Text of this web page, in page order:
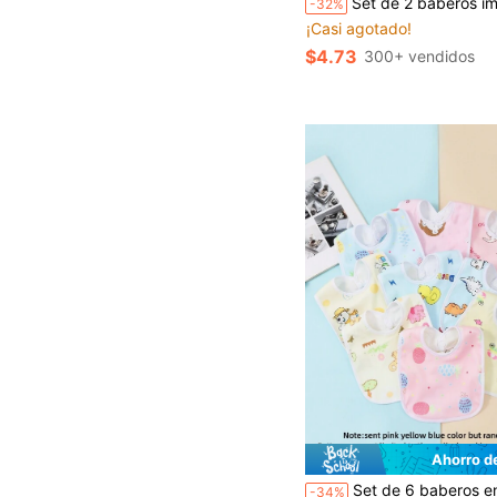
-32%
¡Casi agotado!
$4.73 300+ vendidos
Ahorro
-34% Set de 6 baberos en forma de U de terciopelo con cristales de patrones aleatorios para bebés,